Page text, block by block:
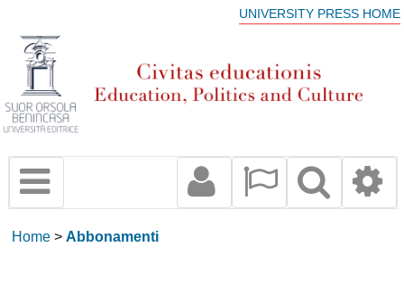
UNIVERSITY PRESS HOME
Home >Abbonamenti